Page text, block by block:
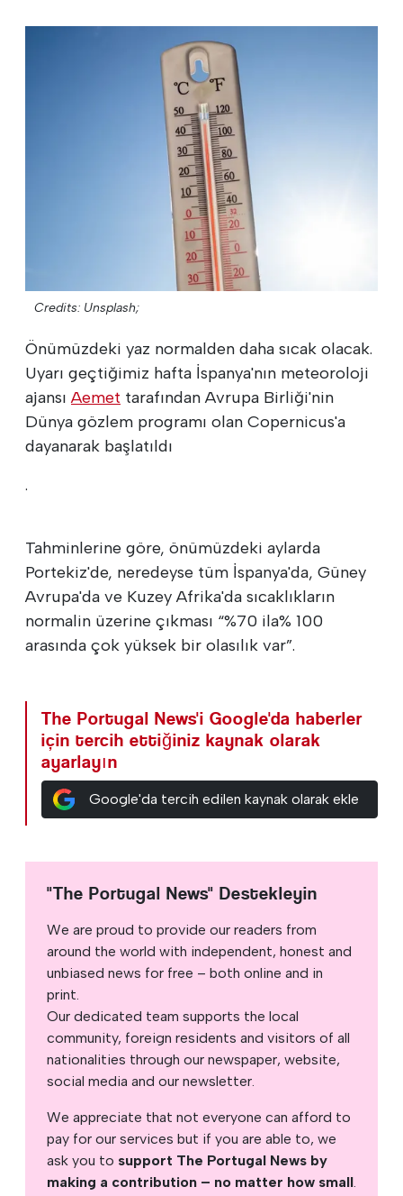
Credits: Unsplash;
Önümüzdeki yaz normalden daha sıcak olacak.
Uyarı geçtiğimiz hafta İspanya'nın meteoroloji
ajansıAemet tarafından Avrupa Birliği'nin
Dünya gözlem programı olan Copernicus'a
dayanarak başlatıldı
.
Tahminlerine göre, önümüzdeki aylarda
Portekiz'de, neredeyse tüm İspanya'da, Güney
Avrupa'da ve Kuzey Afrika'da sıcaklıkların
normalin üzerine çıkması “%70 ila% 100
arasında çok yüksek bir olasılık var”.
The Portugal News'i Google'da haberler
için tercih ettiğiniz kaynak olarak
ayarlayın
Google'da tercih edilen kaynak olarak ekle
"The Portugal News" Destekleyin
We are proud to provide our readers from
around the world with independent, honest and
unbiased news for free – both online and in
print.
Our dedicated team supports the local
community, foreign residents and visitors of all
nationalities through our newspaper, website,
social media and our newsletter.
We appreciate that not everyone can afford to
pay for our services but if you are able to, we
ask you to support The Portugal News by
making a contribution – no matter how small.